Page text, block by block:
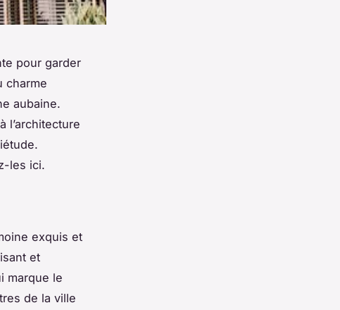
pour garder
charme
aubaine.
l’architecture
les ici.
exquis et
et
marque le
de la ville